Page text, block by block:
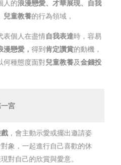
人的浪漫戀愛、才華展現、自我
兒童教養的行為領域，
表個人在盡情自我表達時，容易
漫戀愛，得到肯定讚賞的動機，
何種態度面對兒童教養及金錢投
宮
，會主動示愛或擺出邀請姿
象，一起進行自己喜歡的休
對自己的欣賞與愛意。